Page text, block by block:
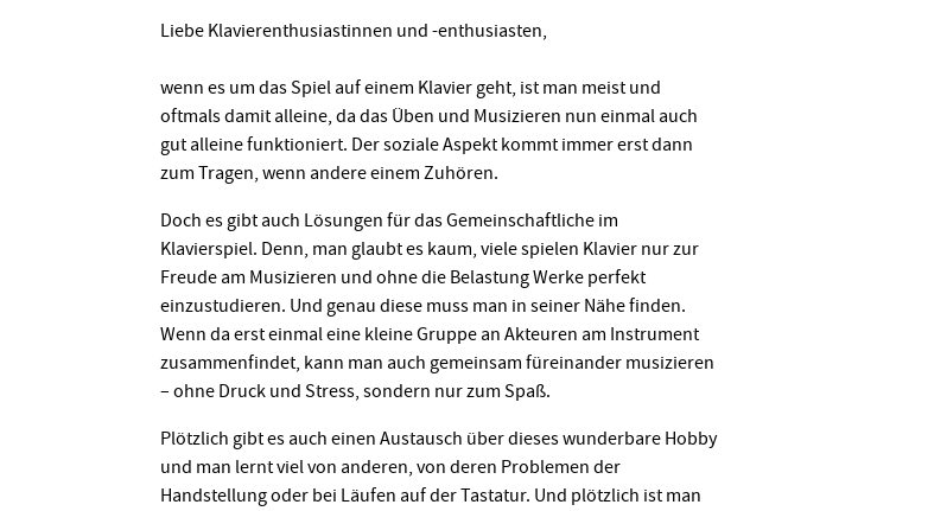
Liebe Klavierenthusiastinnen und -enthusiasten,
wenn es um das Spiel auf einem Klavier geht, ist man meist und
oftmals damit alleine, da das Üben und Musizieren nun einmal auch
gut alleine funktioniert. Der soziale Aspekt kommt immer erst dann
zum Tragen, wenn andere einem Zuhören.
Doch es gibt auch Lösungen für das Gemeinschaftliche im
Klavierspiel. Denn, man glaubt es kaum, viele spielen Klavier nur zur
Freude am Musizieren und ohne die Belastung Werke perfekt
einzustudieren. Und genau diese muss man in seiner Nähe finden.
Wenn da erst einmal eine kleine Gruppe an Akteuren am Instrument
zusammenfindet, kann man auch gemeinsam füreinander musizieren
– ohne Druck und Stress, sondern nur zum Spaß.
Plötzlich gibt es auch einen Austausch über dieses wunderbare Hobby
und man lernt viel von anderen, von deren Problemen der
Handstellung oder bei Läufen auf der Tastatur. Und plötzlich ist man